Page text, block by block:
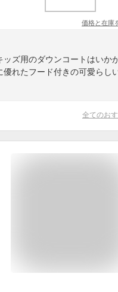
価格と在庫
ッズ用のダウンコートはいか
優れたフード付きの可愛らし
全てのお